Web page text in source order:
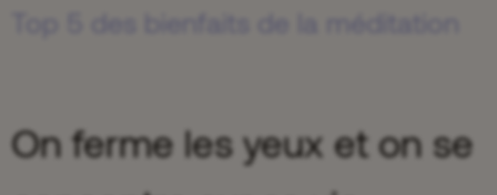
On ferme les yeux et on se